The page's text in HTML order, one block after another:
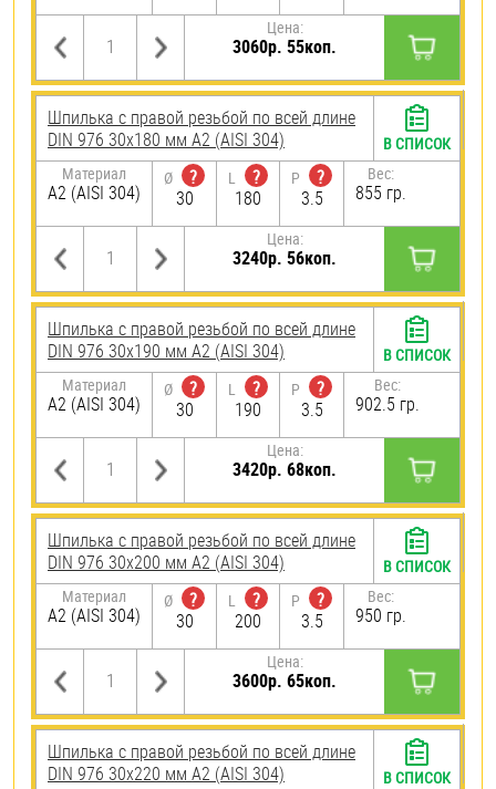
Цена:
3060р. 55коп.
Шпилька с правой резьбой по всей длине
DIN 976 30х180 мм А2 (AISI 304)
Материал
А2 (AISI 304)
Ø
?
30
L
?
180
P
?
3.5
Вес:
855 гр.
Цена:
3240р. 56коп.
В СПИСОК
Шпилька с правой резьбой по всей длине
DIN 976 30х190 мм А2 (AISI 304)
Материал
А2 (AISI 304)
Ø
?
30
L
?
190
P
?
3.5
Вес:
902.5 гр.
Цена:
3420р. 68коп.
В СПИСОК
Шпилька с правой резьбой по всей длине
DIN 976 30х200 мм А2 (AISI 304)
Материал
А2 (AISI 304)
Ø
?
30
L
?
200
P
?
3.5
Вес:
950 гр.
Цена:
3600р. 65коп.
В СПИСОК
Шпилька с правой резьбой по всей длине
DIN 976 30х220 мм А2 (AISI 304)
В СПИСОК